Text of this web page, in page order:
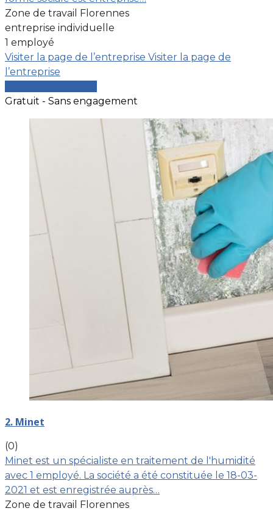
Zone de travail Florennes
entreprise individuelle
1 employé
Visiter la page de l’entreprise Visiter la page de
l’entreprise
Gratuit - Sans engagement
2. Minet
(0)
Minet est un spécialiste en traitement de l'humidité
avec 1 employé. La société a été constituée le 18-03-
2021 et est enregistrée auprès…
Zone de travail Florennes